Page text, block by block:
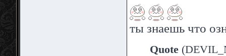
ты знаешь что
Quote (